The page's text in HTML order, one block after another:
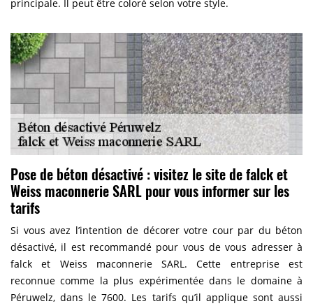
principale. Il peut être coloré selon votre style.
Pose de béton désactivé : visitez le site de falck et
Weiss maconnerie SARL pour vous informer sur les
tarifs
Si vous avez l’intention de décorer votre cour par du béton
désactivé, il est recommandé pour vous de vous adresser à
falck et Weiss maconnerie SARL. Cette entreprise est
reconnue comme la plus expérimentée dans le domaine à
Péruwelz, dans le 7600. Les tarifs qu’il applique sont aussi